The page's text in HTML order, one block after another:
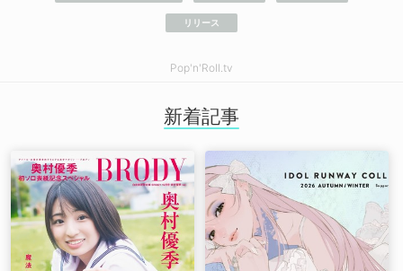
リリース
Pop'n'Roll.tv
新着記事